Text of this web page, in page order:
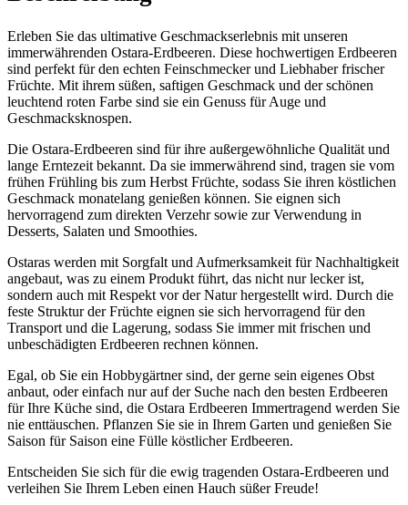
Erleben Sie das ultimative Geschmackserlebnis mit unseren
immerwährenden Ostara-Erdbeeren. Diese hochwertigen Erdbeeren
sind perfekt für den echten Feinschmecker und Liebhaber frischer
Früchte. Mit ihrem süßen, saftigen Geschmack und der schönen
leuchtend roten Farbe sind sie ein Genuss für Auge und
Geschmacksknospen.
Die Ostara-Erdbeeren sind für ihre außergewöhnliche Qualität und
lange Erntezeit bekannt. Da sie immerwährend sind, tragen sie vom
frühen Frühling bis zum Herbst Früchte, sodass Sie ihren köstlichen
Geschmack monatelang genießen können. Sie eignen sich
hervorragend zum direkten Verzehr sowie zur Verwendung in
Desserts, Salaten und Smoothies.
Ostaras werden mit Sorgfalt und Aufmerksamkeit für Nachhaltigkeit
angebaut, was zu einem Produkt führt, das nicht nur lecker ist,
sondern auch mit Respekt vor der Natur hergestellt wird. Durch die
feste Struktur der Früchte eignen sie sich hervorragend für den
Transport und die Lagerung, sodass Sie immer mit frischen und
unbeschädigten Erdbeeren rechnen können.
Egal, ob Sie ein Hobbygärtner sind, der gerne sein eigenes Obst
anbaut, oder einfach nur auf der Suche nach den besten Erdbeeren
für Ihre Küche sind, die Ostara Erdbeeren Immertragend werden Sie
nie enttäuschen. Pflanzen Sie sie in Ihrem Garten und genießen Sie
Saison für Saison eine Fülle köstlicher Erdbeeren.
Entscheiden Sie sich für die ewig tragenden Ostara-Erdbeeren und
verleihen Sie Ihrem Leben einen Hauch süßer Freude!